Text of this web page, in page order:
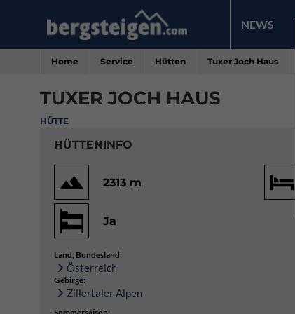
NEWS
Home Service Hütten Tuxer Joch Haus
TUXER JOCH HAUS
HÜTTE
HÜTTENINFO
2313 m
Ja
Land, Bundesland:
Österreich
Gebirge:
Zillertaler Alpen